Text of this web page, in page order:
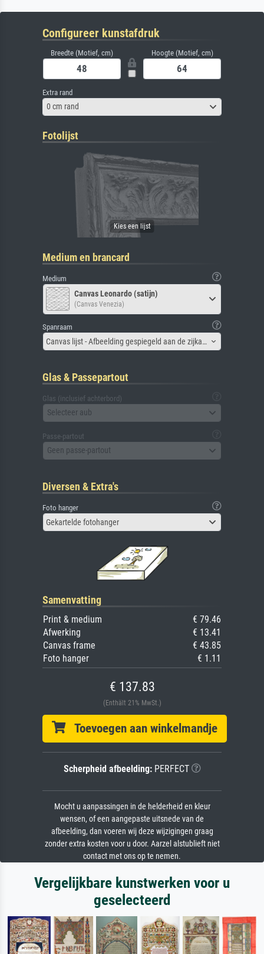
Configureer kunstafdruk
Breedte (Motief, cm) Hoogte (Motief, cm)
Extra rand
0 cm rand
Fotolijst
Medium en brancard
Medium
Canvas Leonardo (satijn)
(Canvas Venezia)
Spanraam
Canvas lijst - Afbeelding gespiegeld aan de zijkant
Glas & Passepartout
Glas (inclusief achterbord)
Selecteer aub
Passe-partout
Geen passe-partout
Diversen & Extra's
Foto hanger
Gekartelde fotohanger
Samenvatting
Print & medium
€ 79.46
Afwerking
€ 13.41
Canvas frame
€ 43.85
Foto hanger
€ 1.11
€ 137.83
(Enthält 21% MwSt.)
Toevoegen aan winkelmandje
Scherpheid afbeelding:PERFECT
Mocht u aanpassingen in de helderheid en kleur
wensen, of een aangepaste uitsnede van de
afbeelding, dan voeren wij deze wijzigingen graag
zonder extra kosten voor u door. Aarzel alstublieft niet
contact met ons op te nemen.
Vergelijkbare kunstwerken voor u
geselecteerd